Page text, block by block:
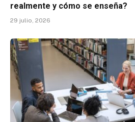
realmente y cómo se enseña?
29 julio, 2026